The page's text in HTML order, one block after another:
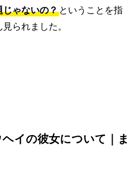
じゃないの？ということを指
られました。
イの彼女について｜ま